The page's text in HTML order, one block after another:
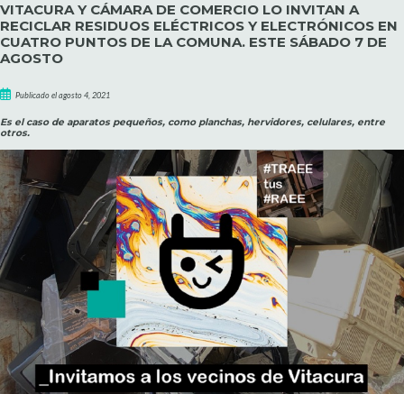
VITACURA Y CÁMARA DE COMERCIO LO INVITAN A
RECICLAR RESIDUOS ELÉCTRICOS Y ELECTRÓNICOS EN
CUATRO PUNTOS DE LA COMUNA. ESTE SÁBADO 7 DE
AGOSTO
Publicado el agosto 4, 2021
Es el caso de aparatos pequeños, como planchas, hervidores, celulares, entre
otros.